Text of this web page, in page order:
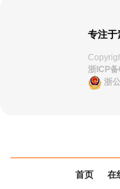
专注于
浙ICP
浙
首页 在